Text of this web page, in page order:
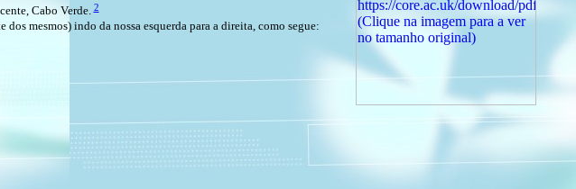
Cabo Verde.2
mesmos) indo da nossa esquerda para a direita, como segue: